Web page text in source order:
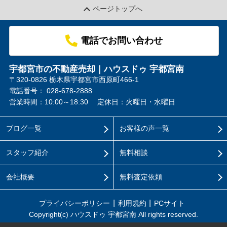
ページトップへ
電話でお問い合わせ
宇都宮市の不動産売却｜ハウスドゥ 宇都宮南
〒320-0826 栃木県宇都宮市西原町466-1
電話番号： 028-678-2888
営業時間：10:00～18:30
定休日：火曜日・水曜日
ブログ一覧
スタッフ紹介
会社概要
お客様の声一覧
無料相談
無料査定依頼
プライバシーポリシー 利用規約
PCサイト
Copyright(c) ハウスドゥ 宇都宮南 All rights reserved.